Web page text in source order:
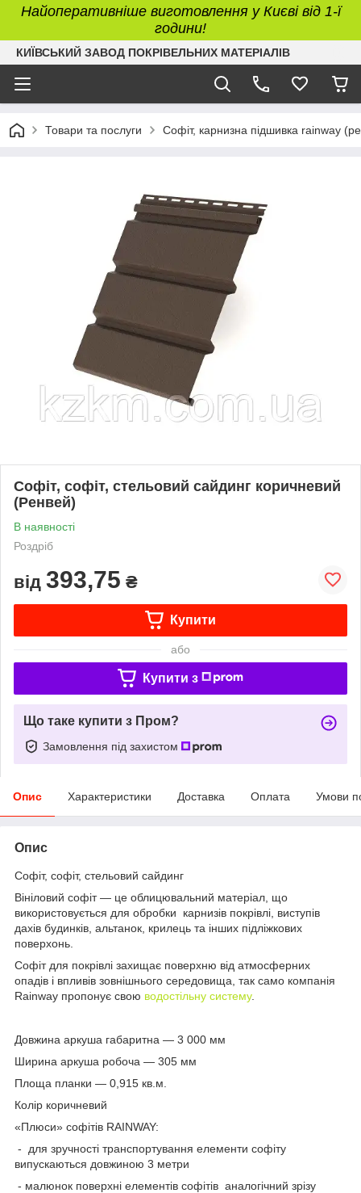
Найоперативніше виготовлення у Києві від 1-ї
години!
КИЇВСЬКИЙ ЗАВОД ПОКРІВЕЛЬНИХ МАТЕРІАЛІВ
Товари та послуги Софіт, карнизна підшивка rainway
Софіт, софіт, стельовий сайдинг коричневий
(Ренвей)
В наявності
Роздріб
від 393,75 ₴
Купити
або
Купити з
Що таке купити з Пром?
Замовлення під захистом
Опис Характеристики Доставка Оплата Умови
Опис
Софіт, софіт, стельовий сайдинг
Вініловий софіт — це облицювальний матеріал, що
використовується для обробки карнизів покрівлі, виступів
дахів будинків, альтанок, крилець та інших підліжкових
поверхонь.
Софіт для покрівлі захищає поверхню від атмосферних
опадів і впливів зовнішнього середовища, так само компанія
Rainway пропонує свою водостільну систему.
Довжина аркуша габаритна — 3 000 мм
Ширина аркуша робоча — 305 мм
Площа планки — 0,915 кв.м.
Колір коричневий
«Плюси» софітів RAINWAY:
- для зручності транспортування елементи софіту
випускаються довжиною 3 метри
- малюнок поверхні елементів софітів аналогічний зрізу